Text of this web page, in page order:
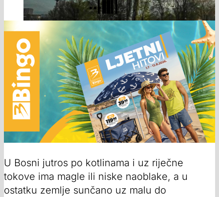
U Bosni jutros po kotlinama i uz riječne
tokove ima magle ili niske naoblake, a u
ostatku zemlje sunčano uz malu do